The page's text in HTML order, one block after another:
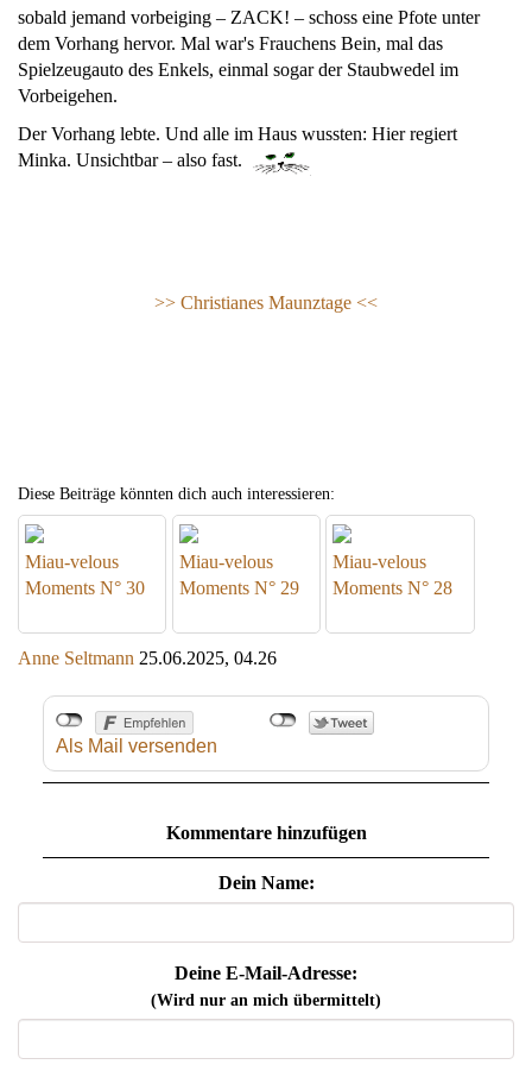
sobald jemand vorbeiging – ZACK! – schoss eine Pfote unter
dem Vorhang hervor. Mal war's Frauchens Bein, mal das
Spielzeugauto des Enkels, einmal sogar der Staubwedel im
Vorbeigehen.
Der Vorhang lebte. Und alle im Haus wussten: Hier regiert
Minka. Unsichtbar – also fast.
>> Christianes Maunztage <<
Diese Beiträge könnten dich auch interessieren:
Miau-velous
Moments N° 30
Miau-velous
Moments N° 29
Miau-velous
Moments N° 28
Anne Seltmann 25.06.2025, 04.26
Als Mail versenden
Kommentare hinzufügen
Dein Name:
Deine E-Mail-Adresse:
(Wird nur an mich übermittelt)